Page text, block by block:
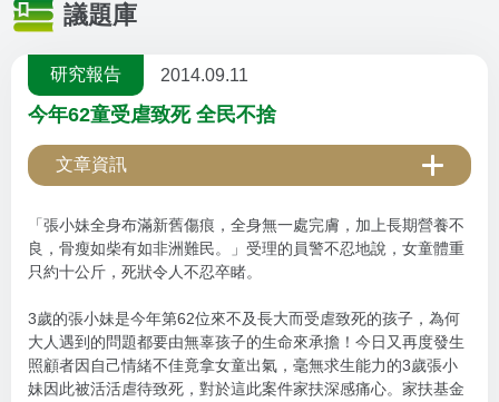
議題庫
研究報告 2014.09.11
今年62童受虐致死 全民不捨
文章資訊
「張小妹全身布滿新舊傷痕，全身無一處完膚，加上長期營養不
良，骨瘦如柴有如非洲難民。」受理的員警不忍地說，女童體重
只約十公斤，死狀令人不忍卒睹。
3歲的張小妹是今年第62位來不及長大而受虐致死的孩子，為何
大人遇到的問題都要由無辜孩子的生命來承擔！今日又再度發生
照顧者因自己情緒不佳竟拿女童出氣，毫無求生能力的3歲張小
妹因此被活活虐待致死，對於這此案件家扶深感痛心。家扶基金